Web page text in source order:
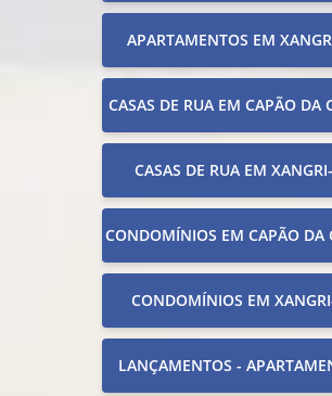
APARTAMENTOS EM
CASAS DE RUA EM CAPÃO DA
CASAS DE RUA EM
CONDOMÍNIOS EM CAPÃO DA
CONDOMÍNIOS EM
LANÇAMENTOS -